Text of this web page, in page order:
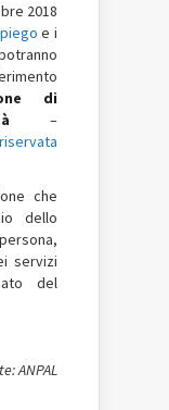
2018
e i
di
–
che
dello
servizi
del
ANPAL